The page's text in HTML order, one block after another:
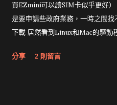
買EZmini可以讀SIM卡似乎更好
是要申請些政府業務，一時之間
下載 居然看到Linux和Mac的驅動
分享 2 則留言